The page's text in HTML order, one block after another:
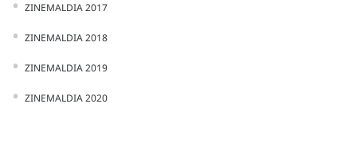
ZINEMALDIA 2017
ZINEMALDIA 2018
ZINEMALDIA 2019
ZINEMALDIA 2020